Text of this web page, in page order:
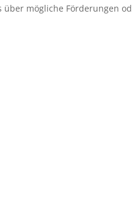
mögliche Förderungen